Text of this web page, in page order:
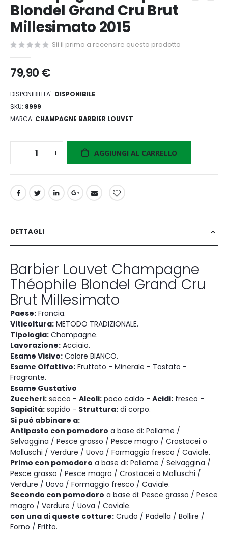
galleria
di
immagini
Blondel Grand Cru Brut
Millesimato 2015
Sii il primo a recensire questo prodotto
79,90 €
DISPONIBILITA': DISPONIBILE
SKU 8999
MARCA CHAMPAGNE BARBIER LOUVET
AGGIUNGI AL CARRELLO
DETTAGLI
Barbier Louvet Champagne
Théophile Blondel Grand Cru
Brut Millesimato
Paese: Francia.
Viticoltura: METODO TRADIZIONALE.
Tipologia: Champagne.
Lavorazione: Acciaio.
Esame Visivo: Colore BIANCO.
Esame Olfattivo: Fruttato - Minerale - Tostato -
Fragrante.
Esame Gustativo
Zuccheri: secco - Alcoli: poco caldo - Acidi: fresco -
Sapidità: sapido - Struttura: di corpo.
Si può abbinare a:
Antipasto con pomodoro a base di: Pollame /
Selvaggina / Pesce grasso / Pesce magro / Crostacei o
Molluschi / Verdure / Uova / Formaggio fresco / Caviale.
Primo con pomodoro a base di: Pollame / Selvaggina /
Pesce grasso / Pesce magro / Crostacei o Molluschi /
Verdure / Uova / Formaggio fresco / Caviale.
Secondo con pomodoro a base di: Pesce grasso / Pesce
magro / Verdure / Uova / Caviale.
con una di queste cotture: Crudo / Padella / Bollire /
Forno / Fritto.